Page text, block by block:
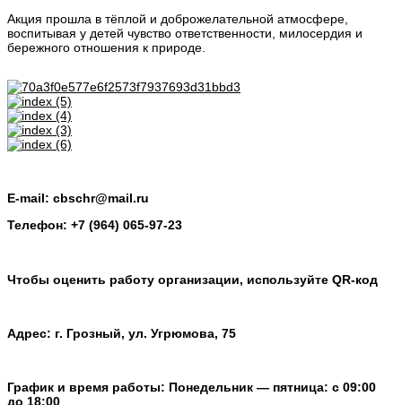
Акция прошла в тёплой и доброжелательной атмосфере,
воспитывая у детей чувство ответственности, милосердия и
бережного отношения к природе.
E-mail: cbschr@mail.ru
Телефон: +7 (964) 065-97-23
Чтобы оценить работу организации, используйте QR-код
Адрес: г. Грозный, ул. Угрюмова, 75
График и время работы: Понедельник — пятница: с 09:00
до 18:00